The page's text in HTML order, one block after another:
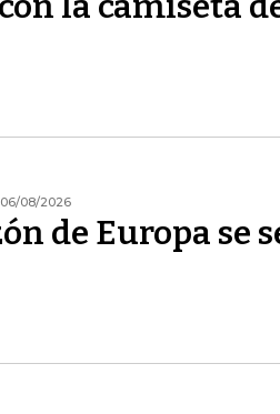
06/08/2026
de Europa se